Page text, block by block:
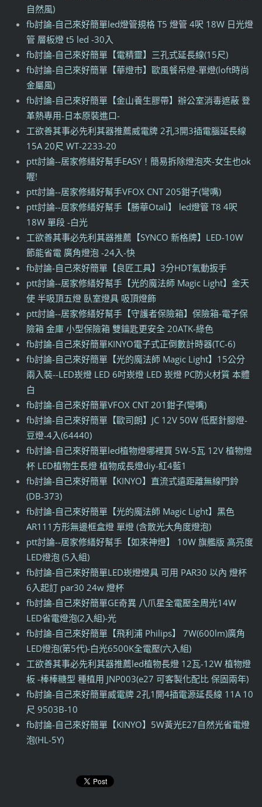
自然風)
fb討論-自己來好簡單led燈管規格 T5 燈管 4呎 18W 日光燈
管 層板燈 t5 led -30入
fb討論-自己來好簡單【電精靈】三孔式延長線(15尺)
fb討論-自己來好簡單【華燈市】歐風餐吊燈-單燈(loft時尚
金屬風)
fb討論-自己來好簡單【金山養生膠帶】辦公室消毒遮蔽 登
革熱專用-日本原裝進口-
工欲善其事必先利其器推薦威電牌 2孔3開3插電腦延長線
15A 20尺 WT-2233-20
ptt討論--居家修繕好幫手EASY！簡易拆除燈泡夾-女生也ok
喔!
ptt討論--居家修繕好幫手VFOX CNT 205鉗子(彎嘴)
ptt討論--居家修繕好幫手【勝華Otali】 led燈管 T8 4呎
18W 單段 -白光
工欲善其事必先利其器推薦【SYNCO 新格牌】LED-10W
節能省電 廣角燈泡 -24入-快
fb討論-自己來好簡單【良匠工具】3分HDT氣動扳手
ptt討論--居家修繕好幫手【光的魔法師 Magic Light】金天
使 半吸頂五燈 臥室燈具 吸頂燈飾
ptt討論--居家修繕好幫手【守護者保險箱】保險箱-電子保
險箱 金庫 小型保險箱 雙鑰匙更安全 20ATK-綠色
fb討論-自己來好簡單KINYO電子式正倒數計時器(TC-6)
fb討論-自己來好簡單【光的魔法師 Magic Light】15公分
兩入裝--LED崁燈 LED 6吋崁燈 LED 崁燈 PC防火材質 本體
白
fb討論-自己來好簡單VFOX CNT 201鉗子(彎嘴)
fb討論-自己來好簡單【歐司朗】JC 12V 50W 低壓針腳燈-
豆燈-4入(64440)
fb討論-自己來好簡單led植物燈哪裡買 5W-5瓦 12V 植物燈
杯 LED植物生長燈 植物成長燈diy-紅4藍1
fb討論-自己來好簡單【KINYO】直流式遠距離無線門鈴
(DB-373)
fb討論-自己來好簡單【光的魔法師 Magic Light】黑色
AR111方形無邊框盒燈 單燈 (含散光大角度燈泡)
ptt討論--居家修繕好幫手【如來神燈】 10W 旗艦版 高亮度
LED燈泡 (5入組)
fb討論-自己來好簡單LED崁燈燈具 可用 PAR30 以內 燈杯
6入起訂 par30 24w 燈杯
fb討論-自己來好簡單GE奇異 八爪星全電壓全周光14W
LED省電燈泡(2入組)-光
fb討論-自己來好簡單【飛利浦 Philips】 7W(600lm)廣角
LED燈泡(第5代)-白光6500K全電壓(六入組)
工欲善其事必先利其器推薦led植物長燈 12瓦-12W 植物燈
板 -棒棒糖型 種植用 JNP003(e27 可客製化配比 保固兩年)
fb討論-自己來好簡單威電牌 2孔1開4插電源延長線 11A 10
尺 9503B-10
fb討論-自己來好簡單【KINYO】5W黃光E27自然光省電燈
泡(HL-5Y)